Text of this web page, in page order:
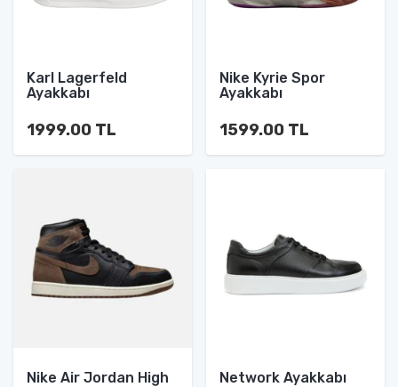
Karl Lagerfeld
Ayakkabı
1999.00 TL
Nike Kyrie Spor
Ayakkabı
1599.00 TL
Nike Air Jordan High Network Ayakkabı